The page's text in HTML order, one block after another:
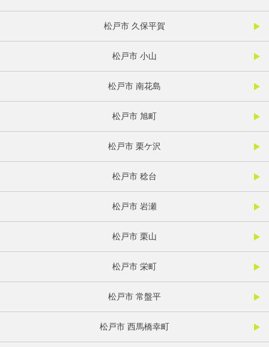
松戸市 久保平賀
松戸市 小山
松戸市 南花島
松戸市 旭町
松戸市 栗ケ沢
松戸市 稔台
松戸市 岩瀬
松戸市 栗山
松戸市 栄町
松戸市 常盤平
松戸市 西馬橋幸町